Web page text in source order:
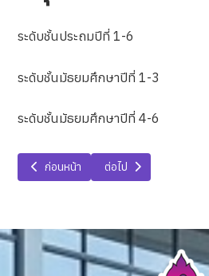
ระดับชั้นประถมปีที่ 1-6
ระดับชั้นมัธยมศึกษาปีที่ 1-3
ระดับชั้นมัธยมศึกษาปีที่ 4-6
เนื้อหาก่อนหน้า: กลุ่มสาระการเรียนรู้การงา
ก่อนหน้า เนื้อหาถัดไป: กลุ่มสาระก
ต่อไป